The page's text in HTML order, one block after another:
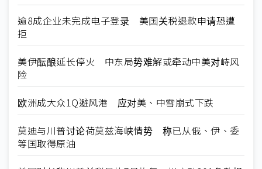
逾8成企业未完成电子登录 美国关税退款申请恐遭
拒
美伊酝酿延长停火 中东局势难解或牵动中美对峙风
险
欧洲成大众1Q避风港 应对美、中雪崩式下跌
莫迪与川普讨论荷莫兹海峡情势 称已从俄、伊、委
等国取得原油